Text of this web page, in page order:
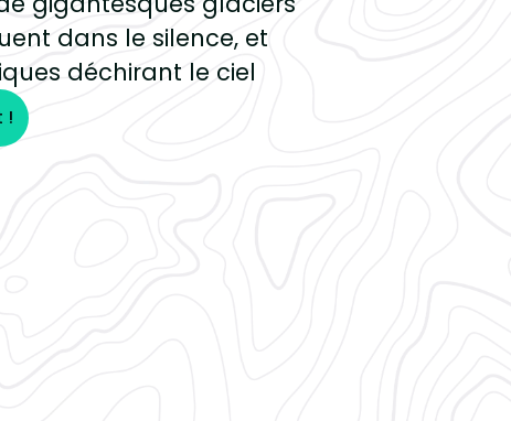
dans le silence, et
déchirant le ciel
!